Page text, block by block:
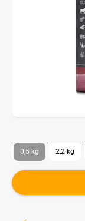
0,5 kg 2,2 kg